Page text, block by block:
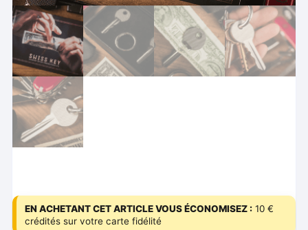
EN ACHETANT CET ARTICLE VOUS ÉCONOMISEZ : 10 €
crédités sur votre carte fidélité